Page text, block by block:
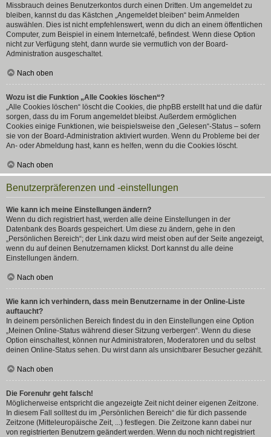
Missbrauch deines Benutzerkontos durch einen Dritten. Um angemeldet zu
bleiben, kannst du das Kästchen „Angemeldet bleiben“ beim Anmelden
auswählen. Dies ist nicht empfehlenswert, wenn du dich an einem öffentlichen
Computer, zum Beispiel in einem Internetcafé, befindest. Wenn diese Option
nicht zur Verfügung steht, dann wurde sie vermutlich von der Board-
Administration ausgeschaltet.
Nach oben
Wozu ist die Funktion „Alle Cookies löschen“?
„Alle Cookies löschen“ löscht die Cookies, die phpBB erstellt hat und die dafür
sorgen, dass du im Forum angemeldet bleibst. Außerdem ermöglichen
Cookies einige Funktionen, wie beispielsweise den „Gelesen“-Status – sofern
sie von der Board-Administration aktiviert wurden. Wenn du Probleme bei der
An- oder Abmeldung hast, kann es helfen, wenn du die Cookies löscht.
Nach oben
Benutzerpräferenzen und -einstellungen
Wie kann ich meine Einstellungen ändern?
Wenn du dich registriert hast, werden alle deine Einstellungen in der
Datenbank des Boards gespeichert. Um diese zu ändern, gehe in den
„Persönlichen Bereich“; der Link dazu wird meist oben auf der Seite angezeigt,
wenn du auf deinen Benutzernamen klickst. Dort kannst du alle deine
Einstellungen ändern.
Nach oben
Wie kann ich verhindern, dass mein Benutzername in der Online-Liste
auftaucht?
In deinem persönlichen Bereich findest du in den Einstellungen eine Option
„Meinen Online-Status während dieser Sitzung verbergen“. Wenn du diese
Option einschaltest, können nur Administratoren, Moderatoren und du selbst
deinen Online-Status sehen. Du wirst dann als unsichtbarer Besucher gezählt.
Nach oben
Die Forenuhr geht falsch!
Möglicherweise entspricht die angezeigte Zeit nicht deiner eigenen Zeitzone.
In diesem Fall solltest du im „Persönlichen Bereich“ die für dich passende
Zeitzone (Mitteleuropäische Zeit, ...) festlegen. Die Zeitzone kann dabei nur
von registrierten Benutzern geändert werden. Wenn du noch nicht registriert